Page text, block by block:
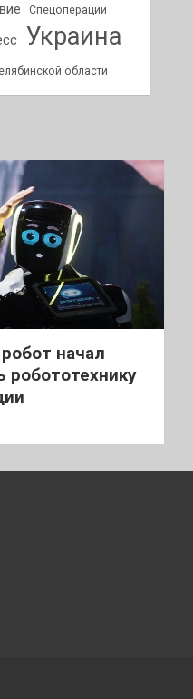
Спецоперации
Украина
области
начал
робототехнику